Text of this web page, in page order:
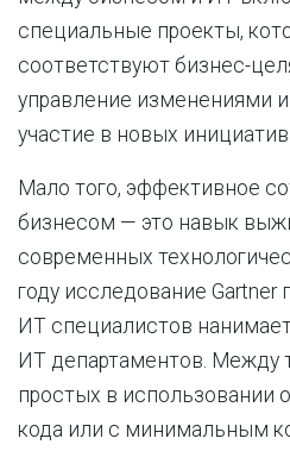
специальные проекты,
соответствуют бизнес-
управление изменениями
участие в новых
Мало того, эффективное
бизнесом — это навык
современных
году исследование Gartner
ИТ специалистов
ИТ департаментов.
простых в использовании
кода или с минимальным